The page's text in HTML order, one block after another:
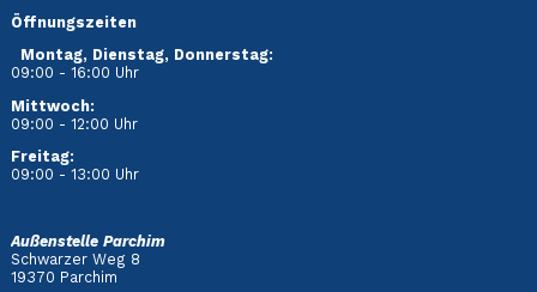
Öffnungszeiten
Montag, Dienstag, Donnerstag:
09:00 - 16:00 Uhr
Mittwoch:
09:00 - 12:00 Uhr
Freitag:
09:00 - 13:00 Uhr
Außenstelle Parchim
Schwarzer Weg 8
19370 Parchim